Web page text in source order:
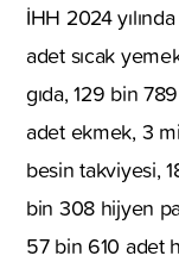
İHH 2024
adet sıcak
gıda, 129 bin
adet ekmek, 3
besin takviyesi,
bin 308 hijyen
57 bin 610 adet